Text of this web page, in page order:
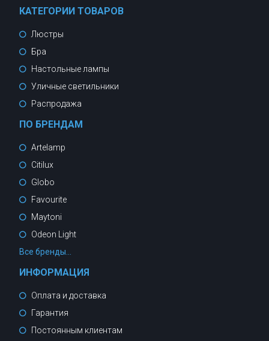
КАТЕГОРИИ ТОВАРОВ
Люстры
Бра
Настольные лампы
Уличные светильники
Распродажа
ПО БРЕНДАМ
Artelamp
Citilux
Globo
Favourite
Maytoni
Odeon Light
Все бренды...
ИНФОРМАЦИЯ
Оплата и доставка
Гарантия
Постоянным клиентам